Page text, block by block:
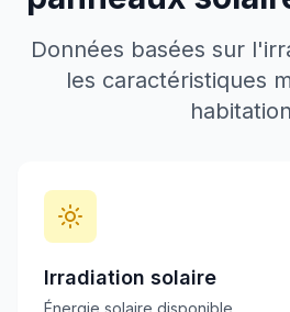
Données basées sur
les caractéristiques
Irradiation solaire
Énergie solaire disponible